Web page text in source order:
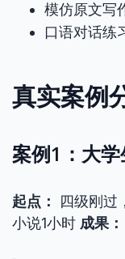
模仿原文写
口语对话练
真实案例
案例1：大
起点： 四级刚过
小说1小时 成果：